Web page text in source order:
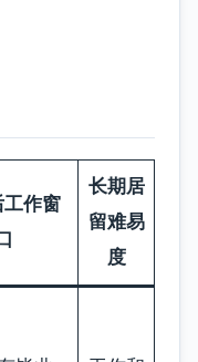
作窗
长期居
留难易
度